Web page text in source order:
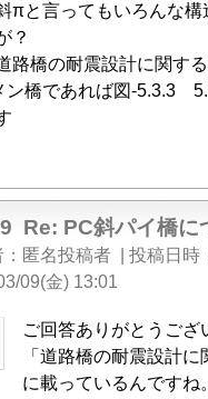
πと言ってもいろんな構
？
路橋の耐震設計に関す
ン橋であれば図-5.3.3
Re: PC斜パイ橋に
匿名投稿者
投稿日時
09(金) 13:01
ご回答ありがとうござ
「道路橋の耐震設計に
に載っているんですね。